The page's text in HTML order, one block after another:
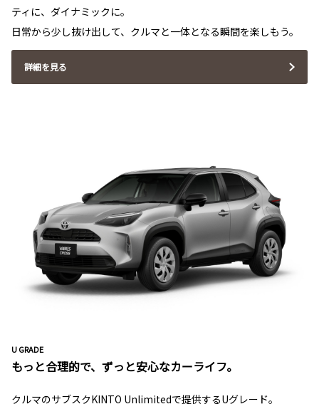
ティに、ダイナミックに。
日常から少し抜け出して、クルマと一体となる瞬間を楽しもう。
詳細を見る
U GRADE
もっと合理的で、ずっと安心なカーライフ。
クルマのサブスクKINTO Unlimitedで提供するUグレード。